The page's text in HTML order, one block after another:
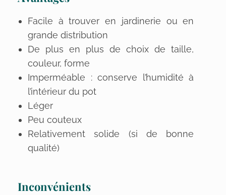
Facile à trouver en jardinerie ou en
grande distribution
De plus en plus de choix de taille,
couleur, forme
Imperméable : conserve l’humidité à
l’intérieur du pot
Léger
Peu couteux
Relativement solide (si de bonne
qualité)
Inconvénients